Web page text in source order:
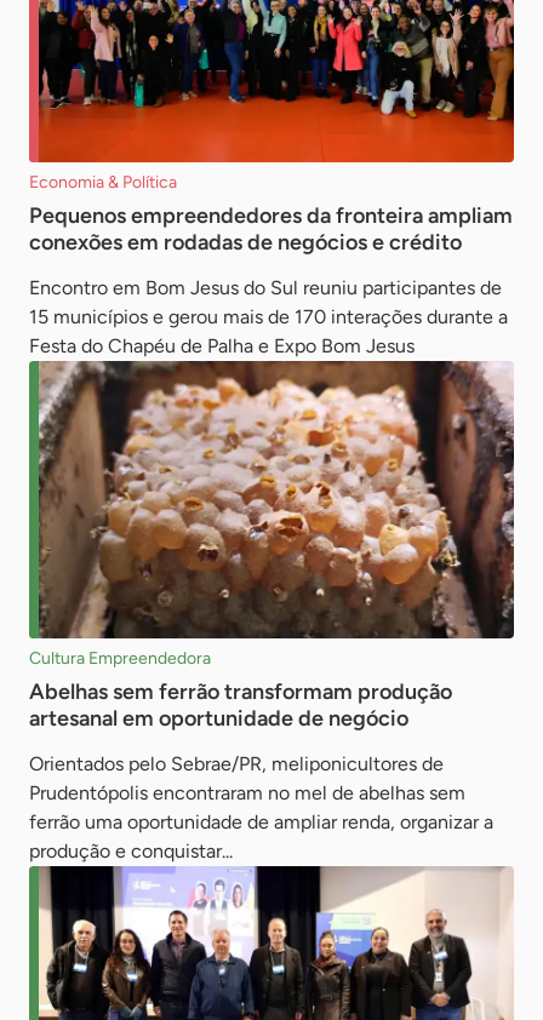
Economia & Política
Pequenos empreendedores da fronteira ampliam
conexões em rodadas de negócios e crédito
Encontro em Bom Jesus do Sul reuniu participantes de
15 municípios e gerou mais de 170 interações durante a
Festa do Chapéu de Palha e Expo Bom Jesus
Cultura Empreendedora
Abelhas sem ferrão transformam produção
artesanal em oportunidade de negócio
Orientados pelo Sebrae/PR, meliponicultores de
Prudentópolis encontraram no mel de abelhas sem
ferrão uma oportunidade de ampliar renda, organizar a
produção e conquistar...